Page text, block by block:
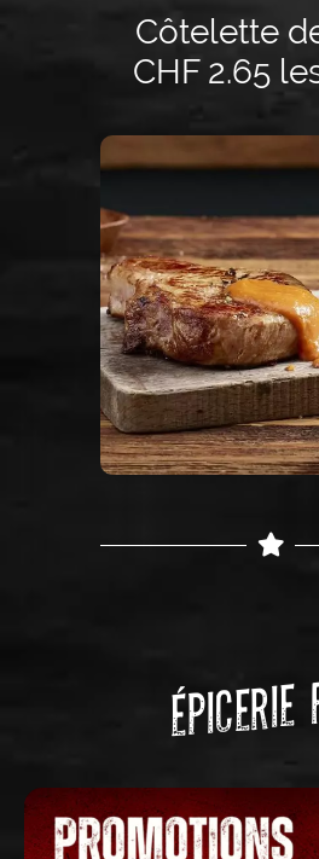
Côtelette
CHF 2.65
ÉPICERIE